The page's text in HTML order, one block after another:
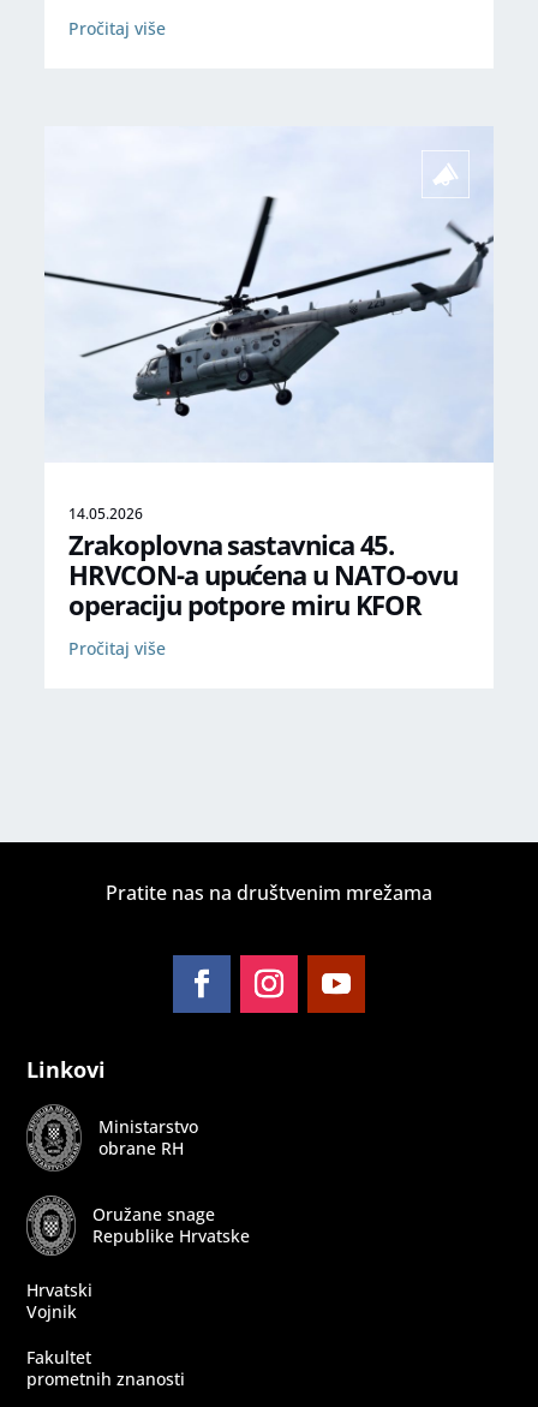
Pročitaj više
14.05.2026
Zrakoplovna sastavnica 45.
HRVCON-a upućena u NATO-ovu
operaciju potpore miru KFOR
Pročitaj više
Pratite nas na društvenim mrežama
Linkovi
Ministarstvo
obrane RH
Oružane snage
Republike Hrvatske
Hrvatski
Vojnik
Fakultet
prometnih znanosti